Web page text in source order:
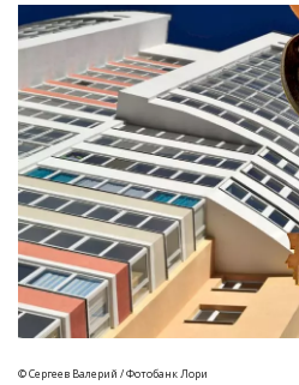
Статьи
Объявления
Контакты
Город: Колумбус
© Сергеев Валерий / Фотобанк Лори